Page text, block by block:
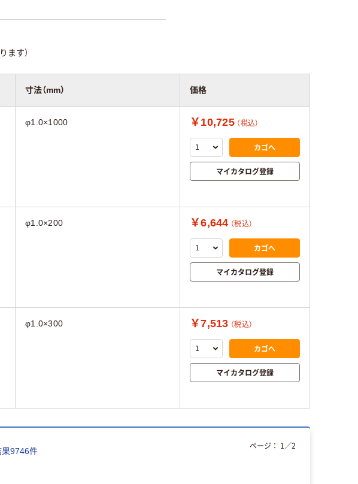
ます）
寸法（mm） 価格
φ1.0×1000 ￥10,725 （税込）
カゴへ
マイカタログ登録
φ1.0×200 ￥6,644 （税込）
カゴへ
マイカタログ登録
φ1.0×300 ￥7,513 （税込）
カゴへ
マイカタログ登録
果9746件
ページ： 1 ／2